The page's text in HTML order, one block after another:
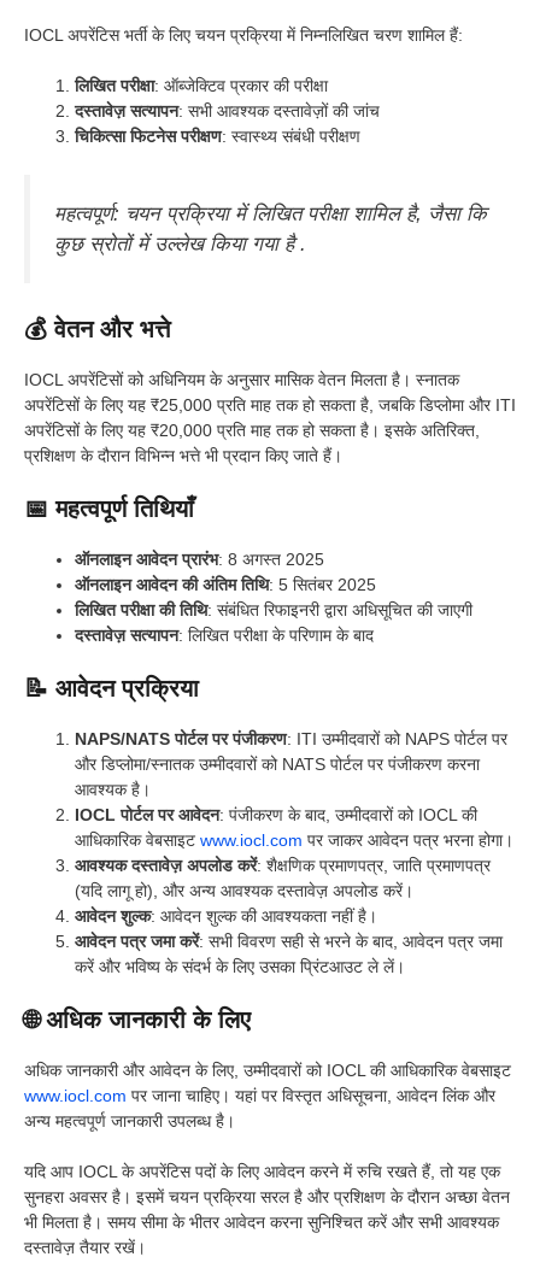
IOCL अपरेंटिस भर्ती के लिए चयन प्रक्रिया में निम्नलिखित चरण शामिल हैं:
लिखित परीक्षा: ऑब्जेक्टिव प्रकार की परीक्षा
दस्तावेज़ सत्यापन: सभी आवश्यक दस्तावेज़ों की जांच
चिकित्सा फिटनेस परीक्षण: स्वास्थ्य संबंधी परीक्षण
महत्वपूर्ण: चयन प्रक्रिया में लिखित परीक्षा शामिल है, जैसा कि
कुछ स्रोतों में उल्लेख किया गया है .
💰 वेतन और भत्ते
IOCL अपरेंटिसों को अधिनियम के अनुसार मासिक वेतन मिलता है। स्नातक
अपरेंटिसों के लिए यह ₹25,000 प्रति माह तक हो सकता है, जबकि डिप्लोमा और ITI
अपरेंटिसों के लिए यह ₹20,000 प्रति माह तक हो सकता है। इसके अतिरिक्त,
प्रशिक्षण के दौरान विभिन्न भत्ते भी प्रदान किए जाते हैं।
📅 महत्वपूर्ण तिथियाँ
ऑनलाइन आवेदन प्रारंभ: 8 अगस्त 2025
ऑनलाइन आवेदन की अंतिम तिथि: 5 सितंबर 2025
लिखित परीक्षा की तिथि: संबंधित रिफाइनरी द्वारा अधिसूचित की जाएगी
दस्तावेज़ सत्यापन: लिखित परीक्षा के परिणाम के बाद
📝 आवेदन प्रक्रिया
NAPS/NATS पोर्टल पर पंजीकरण: ITI उम्मीदवारों को NAPS पोर्टल पर
और डिप्लोमा/स्नातक उम्मीदवारों को NATS पोर्टल पर पंजीकरण करना
आवश्यक है।
IOCL पोर्टल पर आवेदन: पंजीकरण के बाद, उम्मीदवारों को IOCL की
आधिकारिक वेबसाइट www.iocl.com पर जाकर आवेदन पत्र भरना होगा।
आवश्यक दस्तावेज़ अपलोड करें: शैक्षणिक प्रमाणपत्र, जाति प्रमाणपत्र
(यदि लागू हो), और अन्य आवश्यक दस्तावेज़ अपलोड करें।
आवेदन शुल्क: आवेदन शुल्क की आवश्यकता नहीं है।
आवेदन पत्र जमा करें: सभी विवरण सही से भरने के बाद, आवेदन पत्र जमा
करें और भविष्य के संदर्भ के लिए उसका प्रिंटआउट ले लें।
🌐 अधिक जानकारी के लिए
अधिक जानकारी और आवेदन के लिए, उम्मीदवारों को IOCL की आधिकारिक वेबसाइट
www.iocl.com पर जाना चाहिए। यहां पर विस्तृत अधिसूचना, आवेदन लिंक और
अन्य महत्वपूर्ण जानकारी उपलब्ध है।
यदि आप IOCL के अपरेंटिस पदों के लिए आवेदन करने में रुचि रखते हैं, तो यह एक
सुनहरा अवसर है। इसमें चयन प्रक्रिया सरल है और प्रशिक्षण के दौरान अच्छा वेतन
भी मिलता है। समय सीमा के भीतर आवेदन करना सुनिश्चित करें और सभी आवश्यक
दस्तावेज़ तैयार रखें।